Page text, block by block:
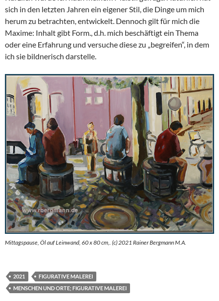
sich in den letzten Jahren ein eigener Stil, die Dinge um mich
herum zu betrachten, entwickelt. Dennoch gilt für mich die
Maxime: Inhalt gibt Form., d.h. mich beschäftigt ein Thema
oder eine Erfahrung und versuche diese zu „begreifen“, in dem
ich sie bildnerisch darstelle.
Mittagspause, Öl auf Leinwand, 60 x 80 cm,. (c) 2021 Rainer Bergmann M.A.
2021
FIGURATIVE MALEREI
MENSCHEN UND ORTE; FIGURATIVE MALEREI